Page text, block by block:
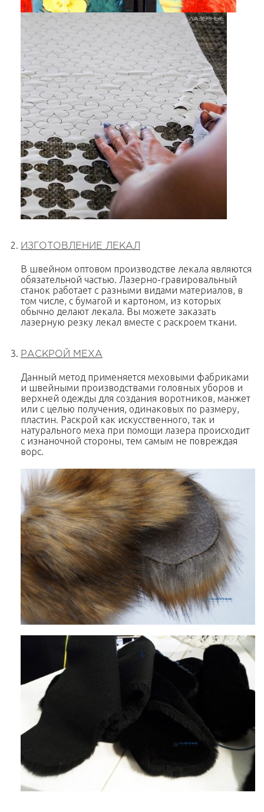
ИЗГОТОВЛЕНИЕ ЛЕКАЛ
В швейном оптовом производстве лекала являются
обязательной частью. Лазерно-гравировальный
станок работает с разными видами материалов, в
том числе, с бумагой и картоном, из которых
обычно делают лекала. Вы можете заказать
лазерную резку лекал вместе с раскроем ткани.
РАСКРОЙ МЕХА
Данный метод применяется меховыми фабриками
и швейными производствами головных уборов и
верхней одежды для создания воротников, манжет
или с целью получения, одинаковых по размеру,
пластин. Раскрой как искусственного, так и
натурального меха при помощи лазера происходит
с изнаночной стороны, тем самым не повреждая
ворс.